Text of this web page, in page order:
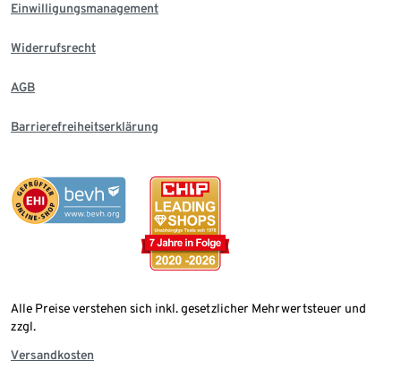
Einwilligungsmanagement
Widerrufsrecht
AGB
Barrierefreiheitserklärung
Alle Preise verstehen sich inkl. gesetzlicher Mehrwertsteuer und
zzgl.
Versandkosten